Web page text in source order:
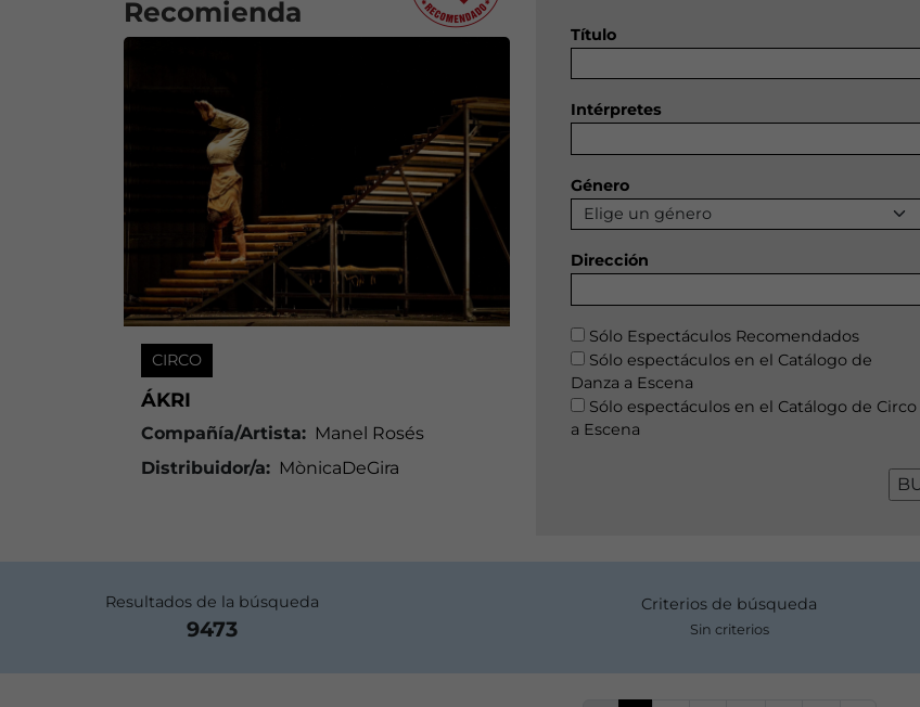
Recomienda
CIRCO
ÁKRI
Compañía/Artista: Manel Rosés
Distribuidor/a: MònicaDeGira
Título
Intérpretes
Género
Dirección
Sólo Espectáculos Recomendados
Sólo espectáculos en el Catálogo de
Danza a Escena
Sólo espectáculos en el Catálogo de Circo
a Escena
Resultados de la búsqueda
9473
Criterios de búsqueda
Sin criterios